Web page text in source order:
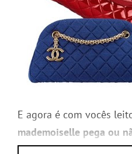
E agora é com vocês
mademoiselle pega ou